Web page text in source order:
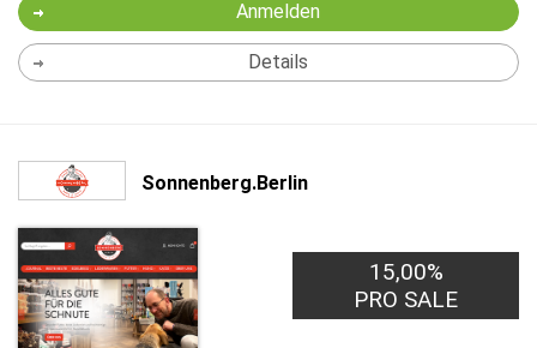
Anmelden
Details
Sonnenberg.Berlin
15,00%
PRO SALE